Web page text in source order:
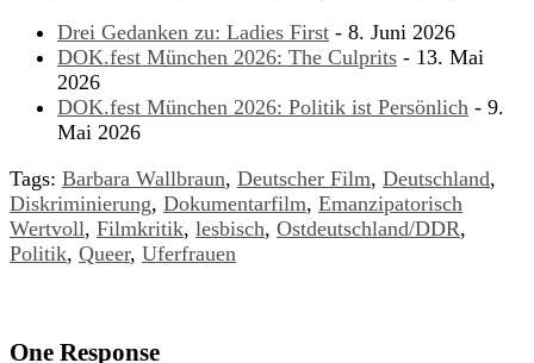
Drei Gedanken zu: Ladies First - 8. Juni 2026
DOK.fest München 2026: The Culprits - 13. Mai
2026
DOK.fest München 2026: Politik ist Persönlich - 9.
Mai 2026
Tags: Barbara Wallbraun, Deutscher Film, Deutschland,
Diskriminierung, Dokumentarfilm, Emanzipatorisch
Wertvoll, Filmkritik, lesbisch, Ostdeutschland/DDR,
Politik, Queer, Uferfrauen
One Response